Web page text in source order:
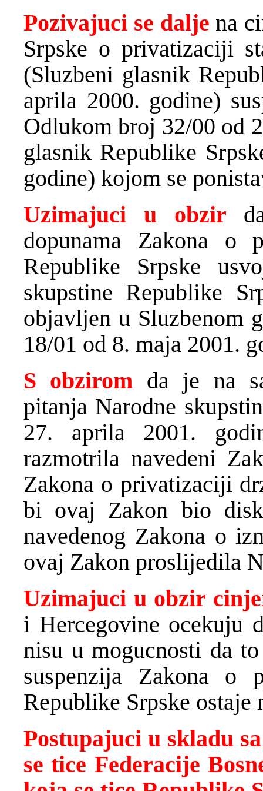
Pozivajuci se dalje na
Srpske o privatizaciji
(Sluzbeni glasnik
aprila 2000. godine)
Odlukom broj 32/00 od
glasnik Republike
godine) kojom se
Uzimajuci u obzir
dopunama Zakona o
Republike Srpske
skupstine Republike
objavljen u Sluzbenom
18/01 od 8. maja 2001.
S obzirom da je na
pitanja Narodne
27. aprila 2001.
razmotrila navedeni
Zakona o privatizaciji
bi ovaj Zakon bio
navedenog Zakona o
ovaj Zakon proslijedila
Uzimajuci u obzir
i Hercegovine ocekuju
nisu u mogucnosti da
suspenzija Zakona o
Republike Srpske ostaje
Postupajuci u skladu
se tice Federacije